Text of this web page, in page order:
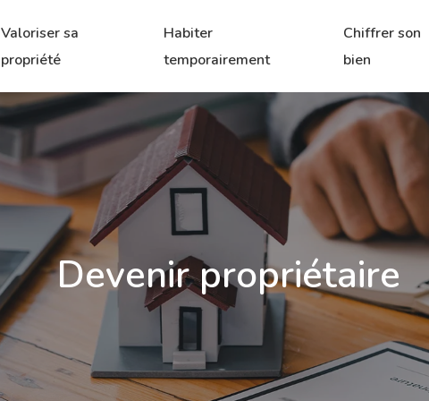
Valoriser sa
propriété
Habiter
temporairement
Chiffrer son
bien
Devenir propriétaire